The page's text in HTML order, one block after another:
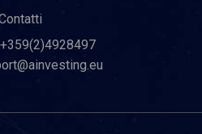
+359(2)4928497